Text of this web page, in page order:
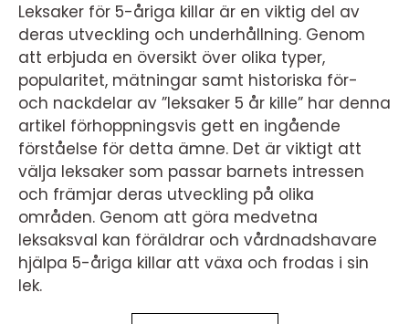
Leksaker för 5-åriga killar är en viktig del av
deras utveckling och underhållning. Genom
att erbjuda en översikt över olika typer,
popularitet, mätningar samt historiska för-
och nackdelar av ”leksaker 5 år kille” har denna
artikel förhoppningsvis gett en ingående
förståelse för detta ämne. Det är viktigt att
välja leksaker som passar barnets intressen
och främjar deras utveckling på olika
områden. Genom att göra medvetna
leksaksval kan föräldrar och vårdnadshavare
hjälpa 5-åriga killar att växa och frodas i sin
lek.